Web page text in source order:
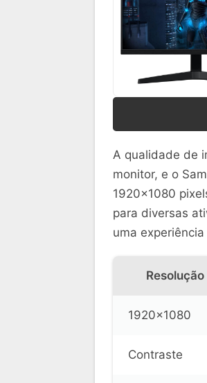
A qualidade de
monitor, e o
1920×1080
para diversas
uma
Resolução
1920×1080
Contraste